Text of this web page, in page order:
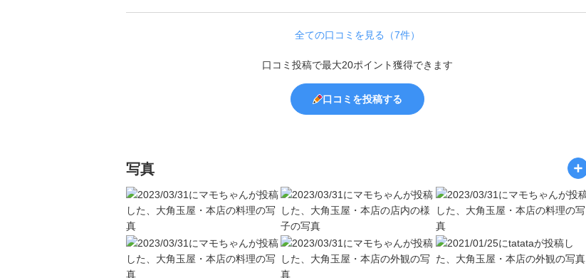
全ての口コミを見る（7件）
口コミ投稿で最大20ポイント獲得できます
口コミを投稿する
写真